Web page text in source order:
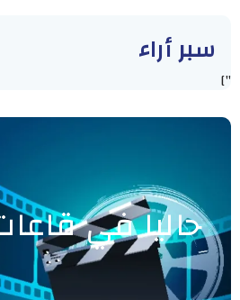
سبر أراء
"]
حاليا في